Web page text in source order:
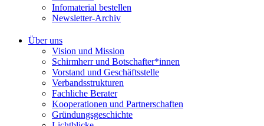
Infomaterial bestellen
Newsletter-Archiv
Über uns
Vision und Mission
Schirmherr und Botschafter*innen
Vorstand und Geschäftsstelle
Verbandsstrukturen
Fachliche Berater
Kooperationen und Partnerschaften
Gründungsgeschichte